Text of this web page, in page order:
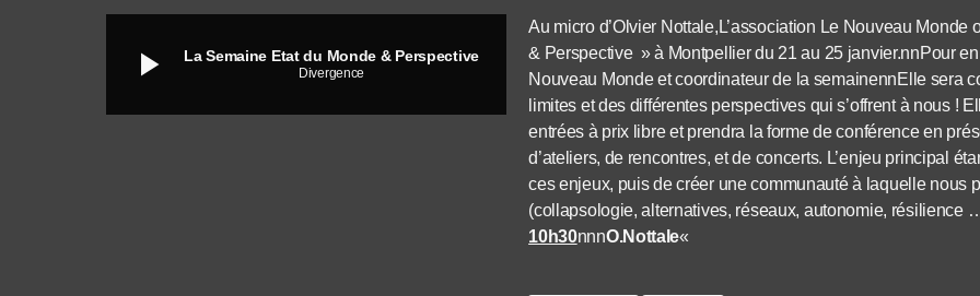
play_arrow La Semaine Etat du Monde & Perspective
Divergence
Au micro d’Olvier Nottale,L’association Le Nouveau
& Perspective » à Montpellier du 21 au 25 janvier.nnPour
Nouveau Monde et coordinateur de la semainennElle sera
limites et des différentes perspectives qui s’offrent à nous !
entrées à prix libre et prendra la forme de conférence en
d’ateliers, de rencontres, et de concerts. L’enjeu principal
ces enjeux, puis de créer une communauté à laquelle nous
(collapsologie, alternatives, réseaux, autonomie, résilience
10h30nnnO.Nottale«